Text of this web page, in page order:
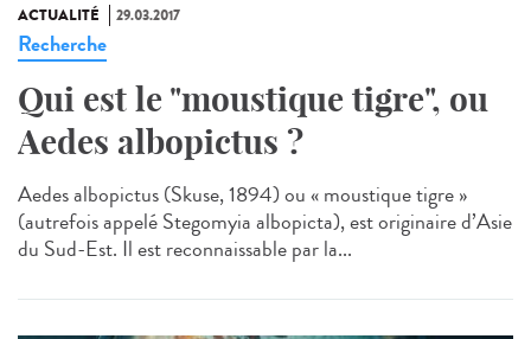
ACTUALITÉ 29.03.2017
Recherche
Qui est le "moustique tigre", ou
Aedes albopictus ?
Aedes albopictus (Skuse, 1894) ou « moustique tigre »
(autrefois appelé Stegomyia albopicta), est originaire d’Asie
du Sud-Est. Il est reconnaissable par la...